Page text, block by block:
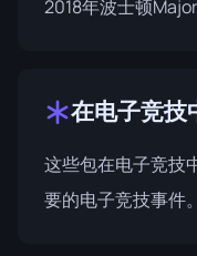
2018年波士顿
在电子竞技
这些包在电子竞技
要的电子竞技事件。